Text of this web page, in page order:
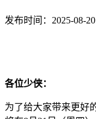
发布时间：2025-08-20
各位少侠：
为了给大家带来更好